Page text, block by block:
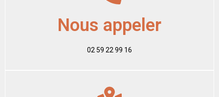
Nous appeler
02 59 22 99 16